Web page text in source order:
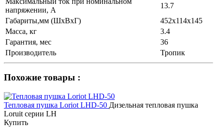
напряжении, А
13.7
Габариты,мм (ШхВхГ)
452х114х145
Масса, кг
3.4
Гарантия, мес
36
Производитель
Тропик
Похожие товары :
Тепловая пушка Loriot LHD-50 Дизельная тепловая пушка
Loruit серии LH
Купить